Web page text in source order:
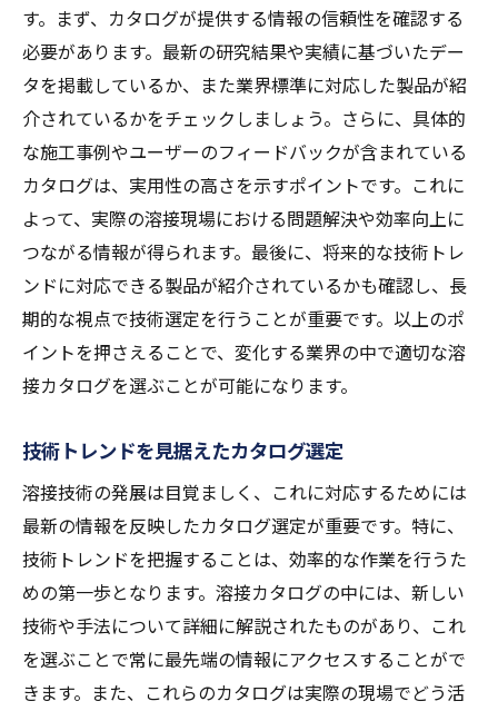
す。まず、カタログが提供する情報の信頼性を確認する
必要があります。最新の研究結果や実績に基づいたデー
タを掲載しているか、また業界標準に対応した製品が紹
介されているかをチェックしましょう。さらに、具体的
な施工事例やユーザーのフィードバックが含まれている
カタログは、実用性の高さを示すポイントです。これに
よって、実際の溶接現場における問題解決や効率向上に
つながる情報が得られます。最後に、将来的な技術トレ
ンドに対応できる製品が紹介されているかも確認し、長
期的な視点で技術選定を行うことが重要です。以上のポ
イントを押さえることで、変化する業界の中で適切な溶
接カタログを選ぶことが可能になります。
技術トレンドを見据えたカタログ選定
溶接技術の発展は目覚ましく、これに対応するためには
最新の情報を反映したカタログ選定が重要です。特に、
技術トレンドを把握することは、効率的な作業を行うた
めの第一歩となります。溶接カタログの中には、新しい
技術や手法について詳細に解説されたものがあり、これ
を選ぶことで常に最先端の情報にアクセスすることがで
きます。また、これらのカタログは実際の現場でどう活